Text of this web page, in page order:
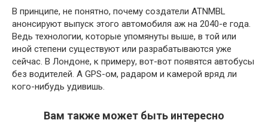
В принципе, не понятно, почему создатели ATNMBL
анонсируют выпуск этого автомобиля аж на 2040-е года.
Ведь технологии, которые упомянуты выше, в той или
иной степени существуют или разрабатываются уже
сейчас. В Лондоне, к примеру, вот-вот появятся автобусы
без водителей. А GPS-ом, радаром и камерой вряд ли
кого-нибудь удивишь.
Вам также может быть интересно